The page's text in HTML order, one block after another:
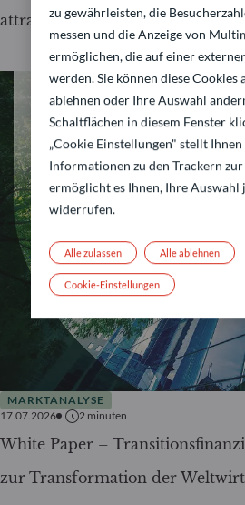
attraktiv wird
MARKTANALYSE
17.07.2026
2 minuten
White Paper –
zur Transformation der
zu gewährleisten, die
messen und die Anzeige von
ermöglichen, die auf einer
werden. Sie können diese Cookies
ablehnen oder Ihre Auswahl
Schaltflächen in diesem Fenster
„Cookie Einstellungen" stellt
Informationen zu den Trackern
ermöglicht es Ihnen, Ihre Auswahl
widerrufen.
Alle ablehnen
Alle zulassen
Cookie-Einstellungen